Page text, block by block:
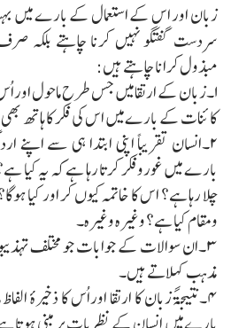
زبان اور اس کے استعمال کے بارے میں
سردست گفتگو نہیں کرنا چاہتے بلکہ
مبذول کرانا چاہتے ہیں:
۱۔زبان کے ارتقا میں جس طرح ماحول
کائنات کے بارے میں اس کی فکر کا ہاتھ
۲۔انسان تقریباً اپنی ابتدا ہی سے اپنے
بارے میں غوروفکر کرتا رہا ہے کہ یہ کیا
چلا رہا ہے؟ اس کا خاتمہ کیوں کر اور کیا
ومقام کیا ہے؟ وغیرہ وغیرہ۔
۳۔ان سوالات کے جوابات جو مختلف
مذہب کہلاتے ہیں۔
۴۔نتیجۃً زبان کا ارتقا اوراُس کا ذخیرۂ